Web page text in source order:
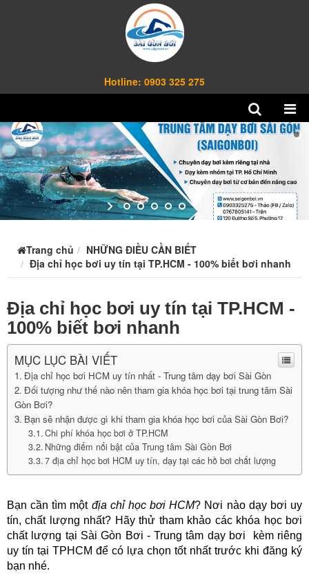
Hotline: 0903 325 275
Trang chủ
NHỮNG ĐIỀU CẦN BIẾT
Địa chỉ học bơi uy tín tại TP.HCM - 100% biết bơi nhanh
Địa chỉ học bơi uy tín tại TP.HCM -
100% biết bơi nhanh
MỤC LỤC BÀI VIẾT
Địa chỉ học bơi HCM uy tín nhất - Trung tâm dạy bơi Sài Gòn
Đối tượng như thế nào nên tham gia khóa học bơi tại trung tâm Sài
Gòn Bơi?
Bạn sẽ nhận được gì khi tham gia khóa học bơi của Sài Gòn Bơi?
Chi phí khóa học bơi ở TP.HCM
Những điểm nổi bật của Trung tâm Sài Gòn Bơi
7 địa chỉ học bơi HCM uy tín, dạy tại các hồ bơi chất lượng
Bạn cần tìm một địa chỉ học bơi HCM? Nơi nào dạy bơi uy
tín, chất lượng nhất? Hãy thử tham khảo các khóa học bơi
chất lượng tại Sài Gòn Bơi - Trung tâm dạy bơi  kèm riêng
uy tín tại TPHCM để có lựa chọn tốt nhất trước khi đăng ký
bạn nhé.